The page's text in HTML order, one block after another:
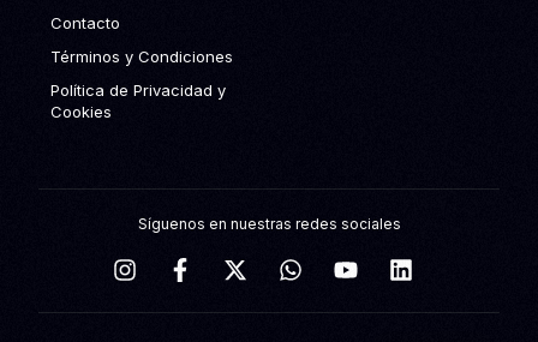
Contacto
Términos y Condiciones
Política de Privacidad y
Cookies
Síguenos en nuestras redes sociales